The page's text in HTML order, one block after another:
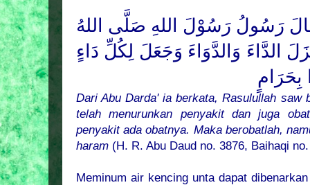
رَسُولُ رَسُوْلَ اللهِ صَلَّى اللهُ
الدَّاءَ وَالدَّوَاءَ وَجَعَلَ لِكُلِّ دَاءٍ
بِحَرَامٍ
Dari Abu Darda' ia berkata, Rasulullah saw
telah menurunkan penyakit dan juga
penyakit ada obatnya. Maka berobatlah,
haram (H. R. Abu Daud no. 3876, Baihaqi
Meminum air kencing unta dapat